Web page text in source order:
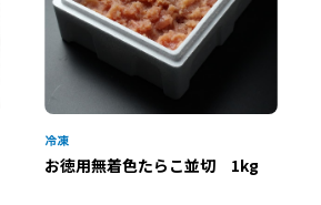
お徳用無着色たらこ並切 1kg